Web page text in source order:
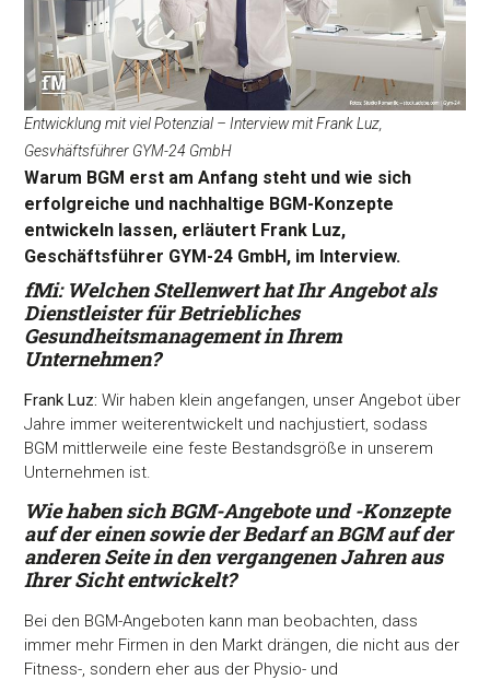
Entwicklung mit viel Potenzial – Interview mit Frank Luz,
Gesvhäftsführer GYM-24 GmbH
Warum BGM erst am Anfang steht und wie sich
erfolgreiche und nachhaltige BGM-Konzepte
entwickeln lassen, erläutert Frank Luz,
Geschäftsführer GYM-24 GmbH, im Interview.
fMi: Welchen Stellenwert hat Ihr Angebot als
Dienstleister für Betriebliches
Gesundheitsmanagement in Ihrem
Unternehmen?
Frank Luz: Wir haben klein angefangen, unser Angebot über
Jahre immer weiterentwickelt und nachjustiert, sodass
BGM mittlerweile eine feste Bestandsgröße in unserem
Unternehmen ist.
Wie haben sich BGM-Angebote und -Konzepte
auf der einen sowie der Bedarf an BGM auf der
anderen Seite in den vergangenen Jahren aus
Ihrer Sicht entwickelt?
Bei den BGM-Angeboten kann man beobachten, dass
immer mehr Firmen in den Markt drängen, die nicht aus der
Fitness-, sondern eher aus der Physio- und